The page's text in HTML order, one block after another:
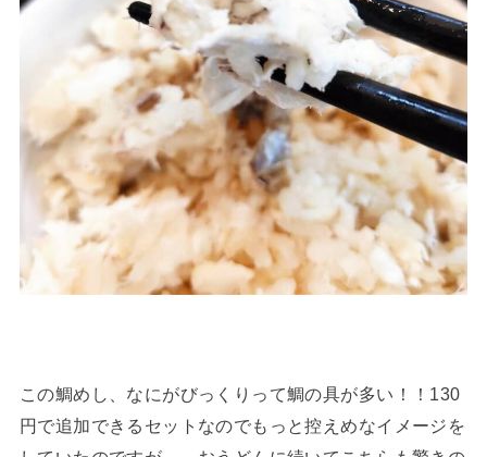
この鯛めし、なにがびっくりって鯛の具が多い！！130
円で追加できるセットなのでもっと控えめなイメージを